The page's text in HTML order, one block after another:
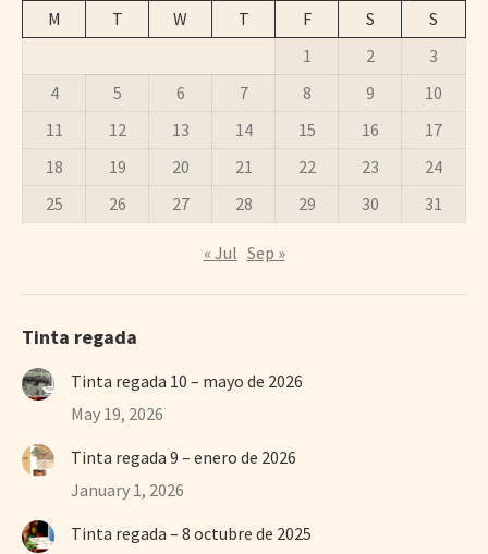
M
T W T F S
S
1
2
3
4
5 6 7 8 9
10
11
12 13 14 15 16
17
18
19 20 21 22 23
24
25
26 27 28 29 30 31
« Jul Sep »
Tinta regada
Tinta regada 10 – mayo de 2026
May 19, 2026
Tinta regada 9 – enero de 2026
January 1, 2026
Tinta regada – 8 octubre de 2025